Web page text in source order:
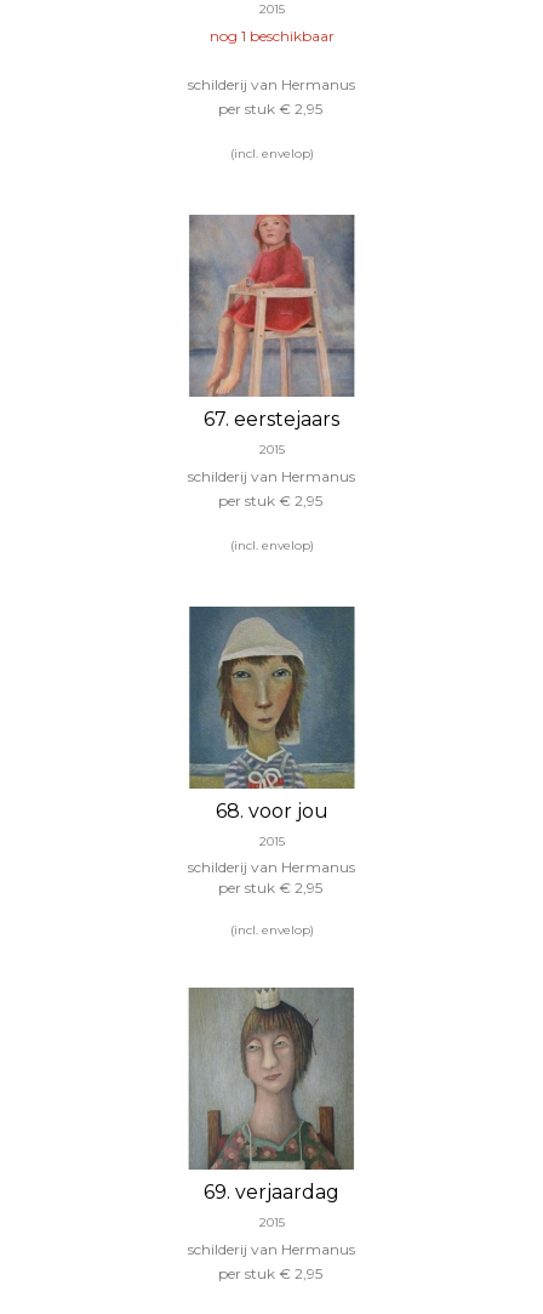
2015
nog 1 beschikbaar
schilderij van Hermanus
per stuk € 2,95
(incl. envelop)
67. eerstejaars
2015
schilderij van Hermanus
per stuk € 2,95
(incl. envelop)
68. voor jou
2015
schilderij van Hermanus
per stuk € 2,95
(incl. envelop)
69. verjaardag
2015
schilderij van Hermanus
per stuk € 2,95